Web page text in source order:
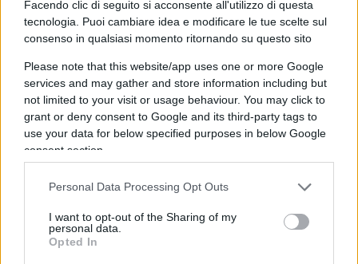
Facendo clic di seguito si acconsente all'utilizzo di questa
tecnologia. Puoi cambiare idea e modificare le tue scelte sul
consenso in qualsiasi momento ritornando su questo sito
Please note that this website/app uses one or more Google
services and may gather and store information including but
not limited to your visit or usage behaviour. You may click to
grant or deny consent to Google and its third-party tags to
use your data for below specified purposes in below Google
consent section.
Personal Data Processing Opt Outs
I want to opt-out of the Sharing of my
personal data.
Opted In
trasversale. Quell’escavatore è la dimostrazione
che il problema denunciato dai cittadini esisteva.
non avesse insistito, se non avessero fatto volare i
propri droni, se non avessero documentato tutto
ancora una volta, quel problema sarebbe stato
riconosciuto?
Il punto è questo.Non c’è solo un fiume in
cattive condizioni . C’è una Regione che trascura
la manutenzione ordinaria dei fiumi e, se avvisata
di un problema, minimizza, poi viene smentita,